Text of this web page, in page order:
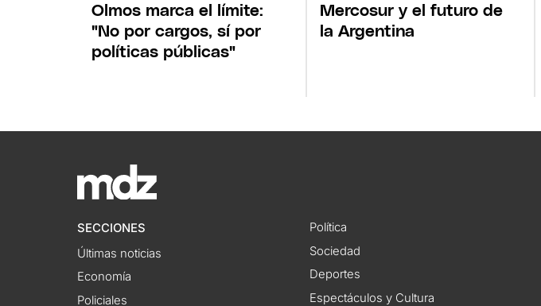
Olmos marca el límite:
"No por cargos, sí por
políticas públicas"
Mercosur y el futuro de
la Argentina
SECCIONES
Últimas noticias
Economía
Policiales
Política
Sociedad
Deportes
Espectáculos y Cultura